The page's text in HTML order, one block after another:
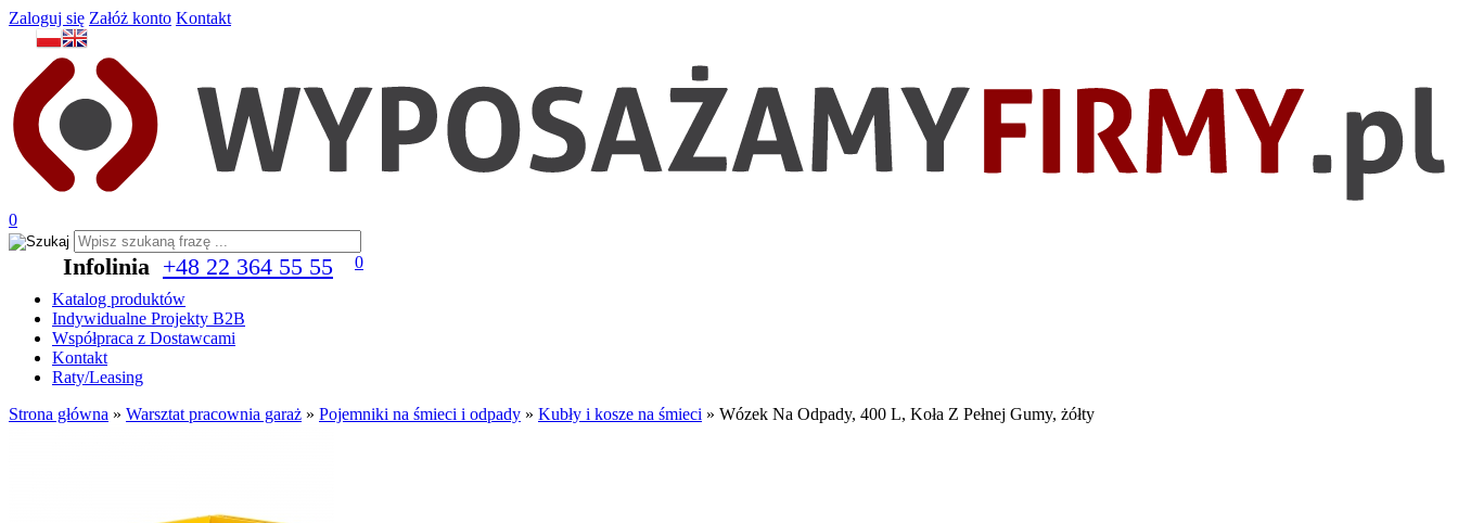
Zaloguj się Załóż konto Kontakt
0
Infolinia +48 22 364 55 55
0
Katalog produktów
Indywidualne Projekty B2B
Współpraca z Dostawcami
Kontakt
Raty/Leasing
Strona główna » Warsztat pracownia garaż » Pojemniki na śmieci i odpady » Kubły i kosze na śmieci » Wózek Na Odpady, 400 L, Koła Z Pełnej Gumy, żółty